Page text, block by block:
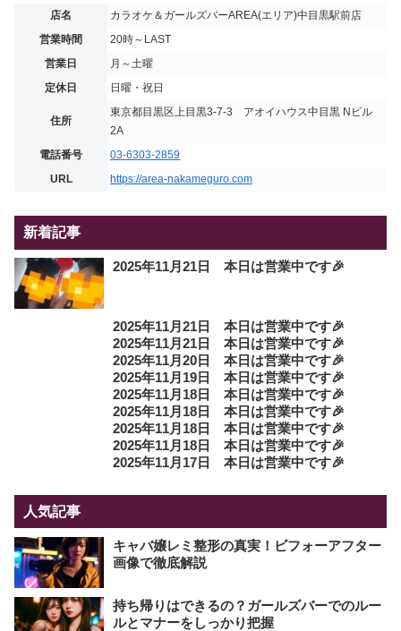
店名
カラオケ＆ガールズバーAREA(エリア)中目黒駅前店
営業時間
20時～LAST
営業日
月～土曜
定休日
日曜・祝日
住所
東京都目黒区上目黒3-7-3 アオイハウス中目黒 Nビル
2A
電話番号
03-6303-2859
URL
https://area-nakameguro.com
新着記事
2025年11月21日 本日は営業中です🎉
2025年11月21日 本日は営業中です🎉
2025年11月21日 本日は営業中です🎉
2025年11月20日 本日は営業中です🎉
2025年11月19日 本日は営業中です🎉
2025年11月18日 本日は営業中です🎉
2025年11月18日 本日は営業中です🎉
2025年11月18日 本日は営業中です🎉
2025年11月18日 本日は営業中です🎉
2025年11月17日 本日は営業中です🎉
人気記事
キャバ嬢レミ整形の真実！ビフォーアフター
画像で徹底解説
持ち帰りはできるの？ガールズバーでのルー
ルとマナーをしっかり把握